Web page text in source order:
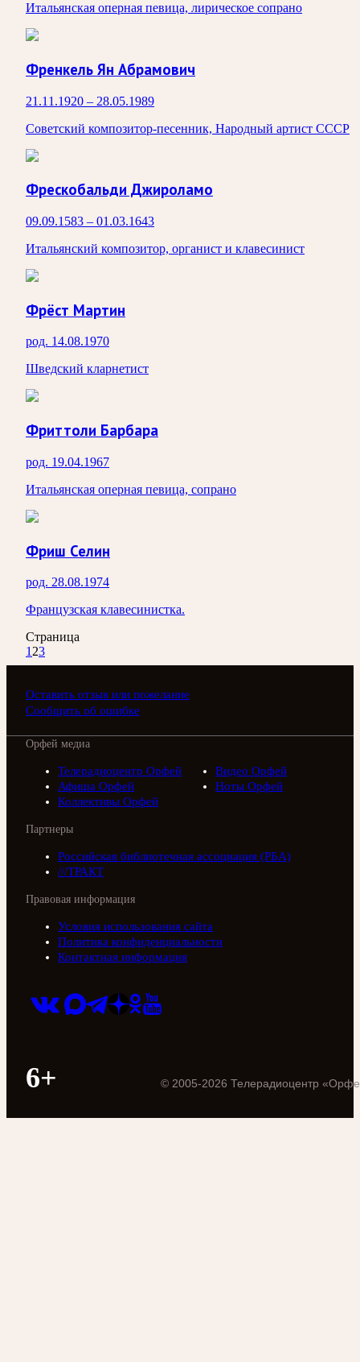
Итальянская оперная певица, лирическое сопрано
Френкель Ян Абрамович
21.11.1920 – 28.05.1989
Советский композитор-песенник, Народный артист СССР
Фрескобальди Джироламо
09.09.1583 – 01.03.1643
Итальянский композитор, органист и клавесинист
Фрёст Мартин
род. 14.08.1970
Шведский кларнетист
Фриттоли Барбара
род. 19.04.1967
Итальянская оперная певица, сопрано
Фриш Селин
род. 28.08.1974
Французская клавесинистка.
Страница
1 23
Оставить отзыв или пожелание
Сообщить об ошибке
Орфей медиа
Телерадиоцентр Орфей
Видео Орфей
Афиша Орфей
Ноты Орфей
Коллективы Орфей
Партнеры
Российская библиотечная ассоциация (РБА)
///ТРАКТ
Правовая информация
Условия использования сайта
Политика конфиденциальности
Контактная информация
6+ © 2005-2026 Телерадиоцентр